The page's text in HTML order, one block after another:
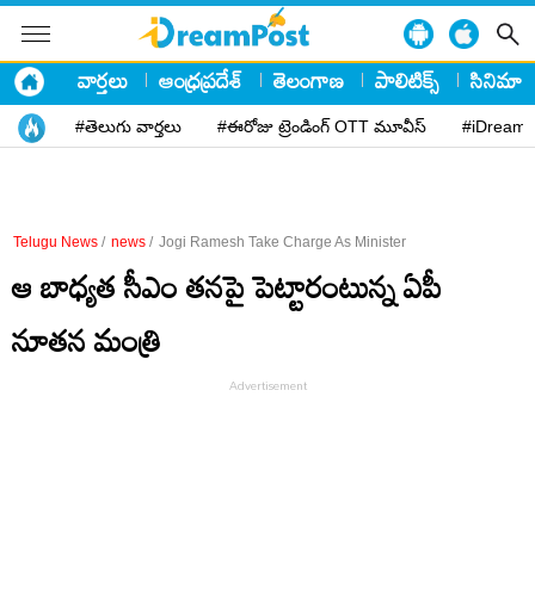
వార్తలు ఆంధ్రప్రదేశ్ తెలంగాణ పాలిటిక్స్ సినిమా
#తెలుగు వార్తలు #ఈరోజు ట్రెండింగ్ OTT మూవీస్
Telugu News / news / Jogi Ramesh Take Charge As Minister
ఆ బాధ్యత సీఎం తనపై పెట్టారంటున్న ఏపీ
నూతన మంత్రి